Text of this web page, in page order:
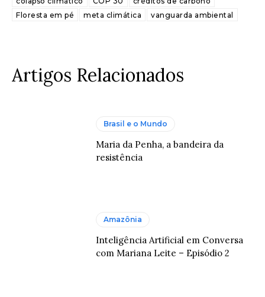
Floresta em pé
meta climática vanguarda ambiental
Artigos Relacionados
Brasil e o Mundo
Maria da Penha, a bandeira da
resistência
Amazônia
Inteligência Artificial em Conversa
com Mariana Leite – Episódio 2